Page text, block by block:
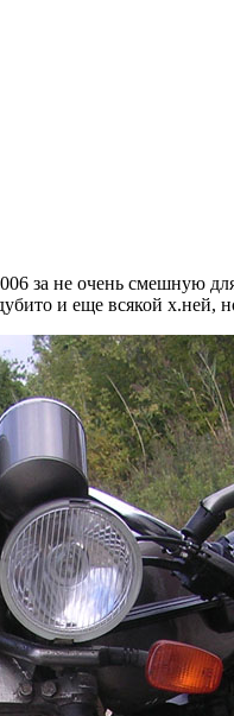
за не очень смешную
и еще всякой